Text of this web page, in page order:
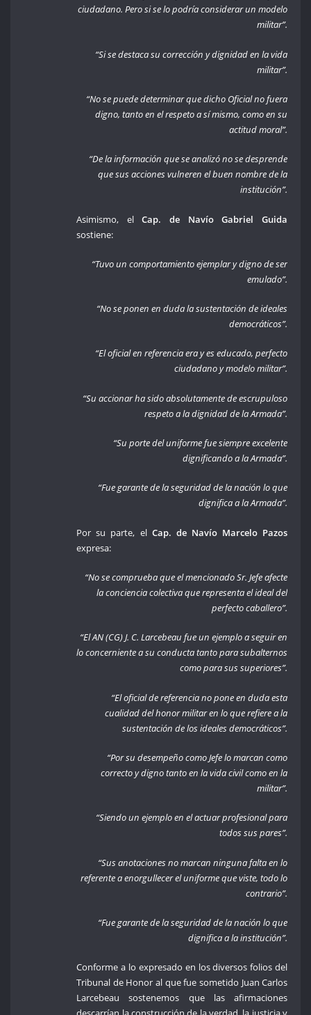
ciudadano. Pero si se lo podría considerar un modelo
militar”.
“Si se destaca su corrección y dignidad en la vida
militar”.
“No se puede determinar que dicho Oficial no fuera
digno, tanto en el respeto a sí mismo, como en su
actitud moral”.
“De la información que se analizó no se desprende
que sus acciones vulneren el buen nombre de la
institución”.
Asimismo, elCap. de Navío Gabriel Guida
sostiene:
“Tuvo un comportamiento ejemplar y digno de ser
emulado”.
“No se ponen en duda la sustentación de ideales
democráticos”.
“El oficial en referencia era y es educado, perfecto
ciudadano y modelo militar”.
“Su accionar ha sido absolutamente de escrupuloso
respeto a la dignidad de la Armada”.
“Su porte del uniforme fue siempre excelente
dignificando a la Armada”.
“Fue garante de la seguridad de la nación lo que
dignifica a la Armada”.
Por su parte, elCap. de Navío Marcelo Pazos
expresa:
“No se comprueba que el mencionado Sr. Jefe afecte
la conciencia colectiva que representa el ideal del
perfecto caballero”.
“El AN (CG) J. C. Larcebeau fue un ejemplo a seguir en
lo concerniente a su conducta tanto para subalternos
como para sus superiores”.
“El oficial de referencia no pone en duda esta
cualidad del honor militar en lo que refiere a la
sustentación de los ideales democráticos”.
“Por su desempeño como Jefe lo marcan como
correcto y digno tanto en la vida civil como en la
militar”.
“Siendo un ejemplo en el actuar profesional para
todos sus pares”.
“Sus anotaciones no marcan ninguna falta en lo
referente a enorgullecer el uniforme que viste, todo lo
contrario”.
“Fue garante de la seguridad de la nación lo que
dignifica a la institución”.
Conforme a lo expresado en los diversos folios del
Tribunal de Honor al que fue sometido Juan Carlos
Larcebeau sostenemos que las afirmaciones